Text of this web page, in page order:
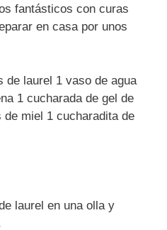
fantásticos con curas
en casa por unos
de laurel 1 vaso de agua
1 cucharada de gel de
miel 1 cucharadita de
laurel en una olla y